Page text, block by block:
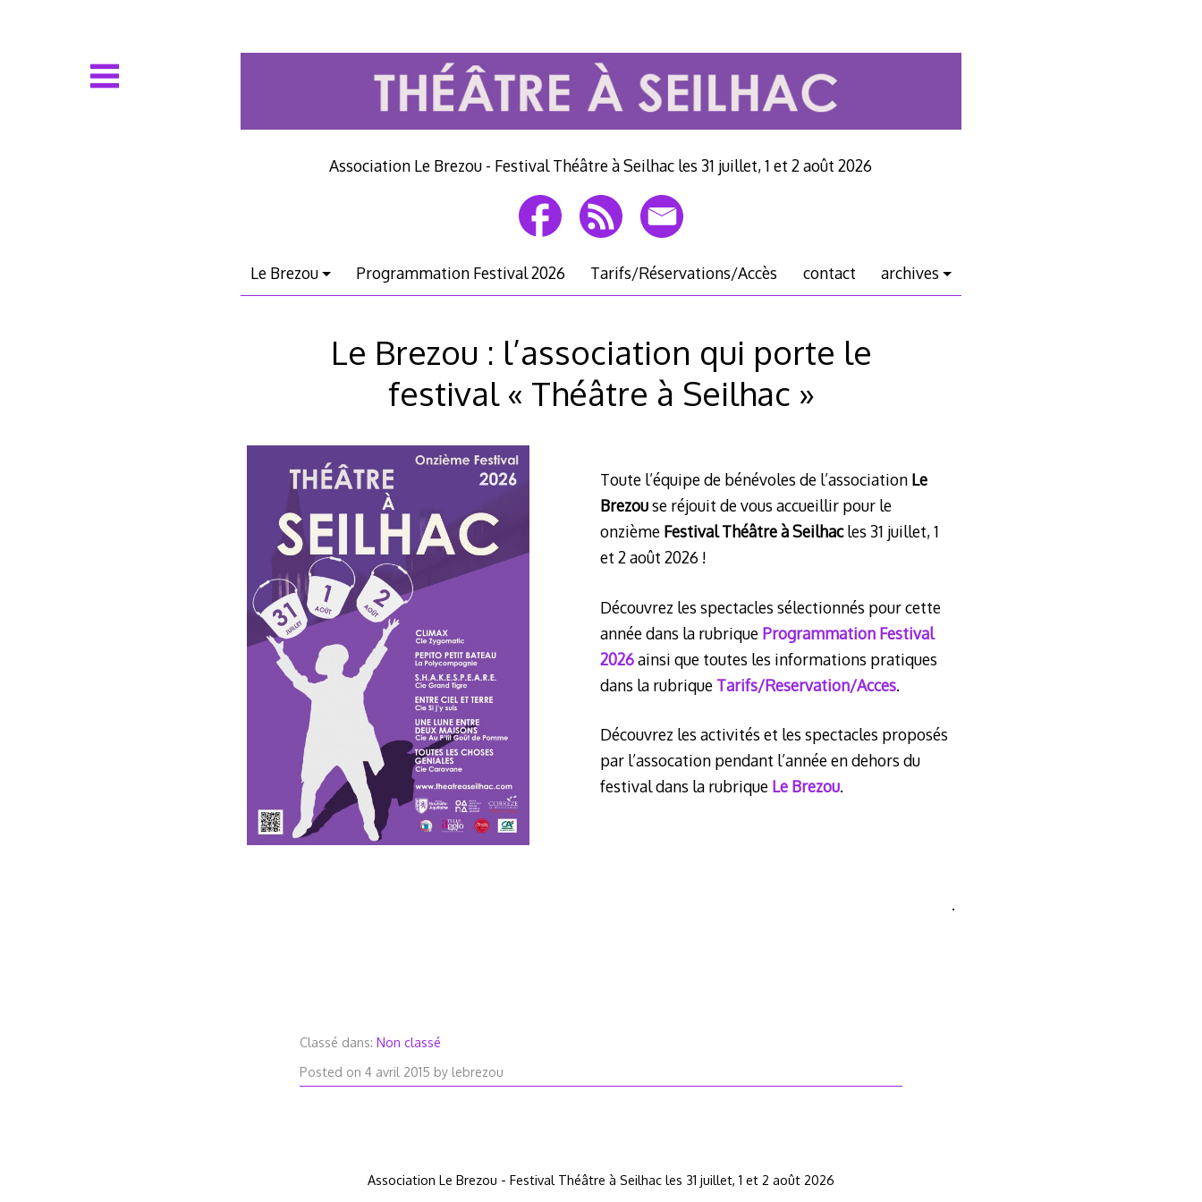
Association Le Brezou - Festival Théâtre à Seilhac les 31 juillet, 1 et 2 août 2026
Le Brezou Programmation Festival 2026 Tarifs/Réservations/Accès contact archives
Le Brezou : l’association qui porte le
festival « Théâtre à Seilhac »
Toute l’équipe de bénévoles de l’association Le
Brezouse réjouit de vous accueillir pour le
onzième Festival Théâtre à Seilhacles 31 juillet, 1
et 2 août 2026 !
Découvrez les spectacles sélectionnés pour cette
année dans la rubrique Programmation Festival
2026ainsi que toutes les informations pratiques
dans la rubrique Tarifs/Reservation/Acces.
Découvrez les activités et les spectacles proposés
par l’assocation pendant l’année en dehors du
festival dans la rubrique Le Brezou.
.
Classé dans:Non classé
Posted on4 avril 2015 28
avril
by lebrezou
Association Le Brezou - Festival Théâtre à Seilhac les 31 juillet, 1 et 2 août 2026